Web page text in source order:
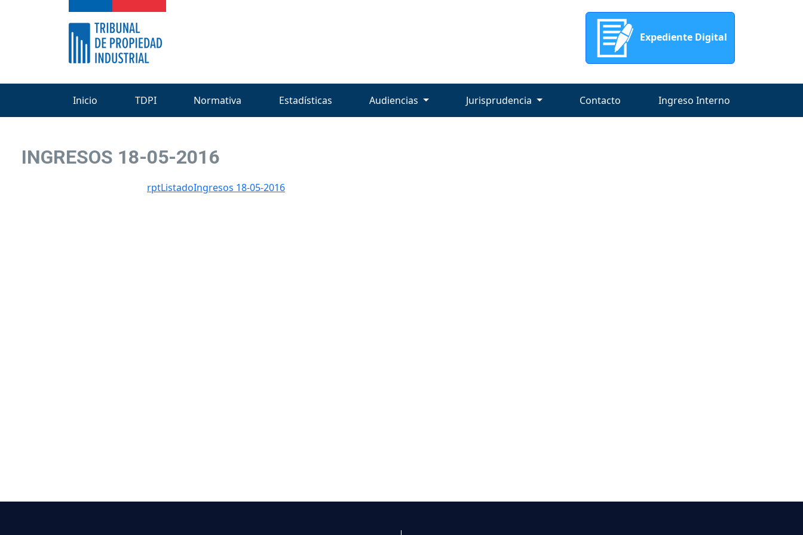
Expediente Digital
Inicio TDPI Normativa Estadísticas Audiencias Jurisprudencia Contacto Ingreso Interno
INGRESOS 18-05-2016
rptListadoIngresos 18-05-2016